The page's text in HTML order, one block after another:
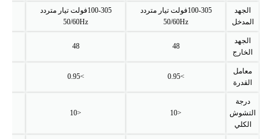
الجهد
المدخل
100-305فولت تيار متردد
50/60Hz
100-305فولت تيار متردد
50/60Hz
الجهد
الخارج
معامل
القدرة
درجة
التشوش
الكلي